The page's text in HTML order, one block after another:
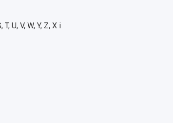
U, V, W, Y, Z, X і